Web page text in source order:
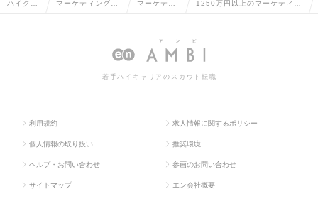
ハイクラ マーケティング・ マーケティ
企画
1250万円以上のマーケティン
報一覧
若手ハイキャリアのスカウト転職
利用規約 求人情報に関するポリシー
個人情報の取り扱い 推奨環境
ヘルプ・お問い合わせ 参画のお問い合わせ
サイトマップ エン会社概要